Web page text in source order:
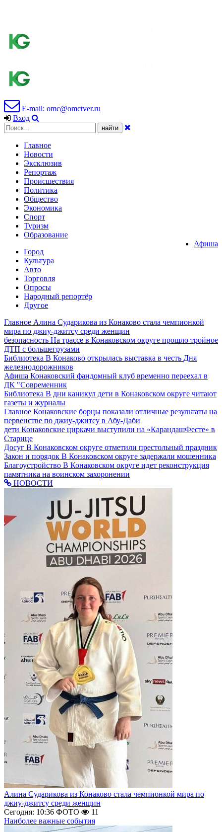
E-mail: omc@omctver.ru
Вход
Главное
Новости
Эксклюзив
Репортаж
Происшествия
Политика
Общество
Экономика
Спорт
Туризм
Образование
Афиша
Город
Культура
Авто
Торговля
Опросы
Народный репортёр
Другое
Главное Алина Сударикова из Конаково стала чемпионкой
мира по джиу-джитсу среди женщин
безопасность На трассе в Конаковском округе прошло тройное
ДТП с большегрузами
Библиотека В Конаково открылась выставка в честь Дня
железнодорожников
Афиша Конаковский фандомный клуб временно переехал в
ДК "Современник
Библиотека В дни каникул дети в Конаковском округе читают
газеты и журналы
Главное Конаковские борцы показали отличные результаты на
первенстве по джиу-джитсу в Абу-Даби
дети Конаковские циркачи выступили на «КарандашФесте» в
Старице
Досуг В Конаковском округе отметили престольный праздник
Закон и порядок В Конаковском округе задержали мошенника
Благоустройство В Конаковском округе идет реконструкция
памятника на воинском захоронении
НОВОСТИ
Алина Сударикова из Конаково стала чемпионкой мира по
джиу-джитсу среди женщин
Сегодня: 10:36 ФОТО
11
Наиболее важные события